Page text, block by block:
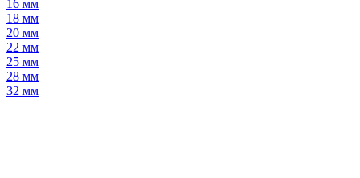
16 мм
18 мм
20 мм
22 мм
25 мм
28 мм
32 мм